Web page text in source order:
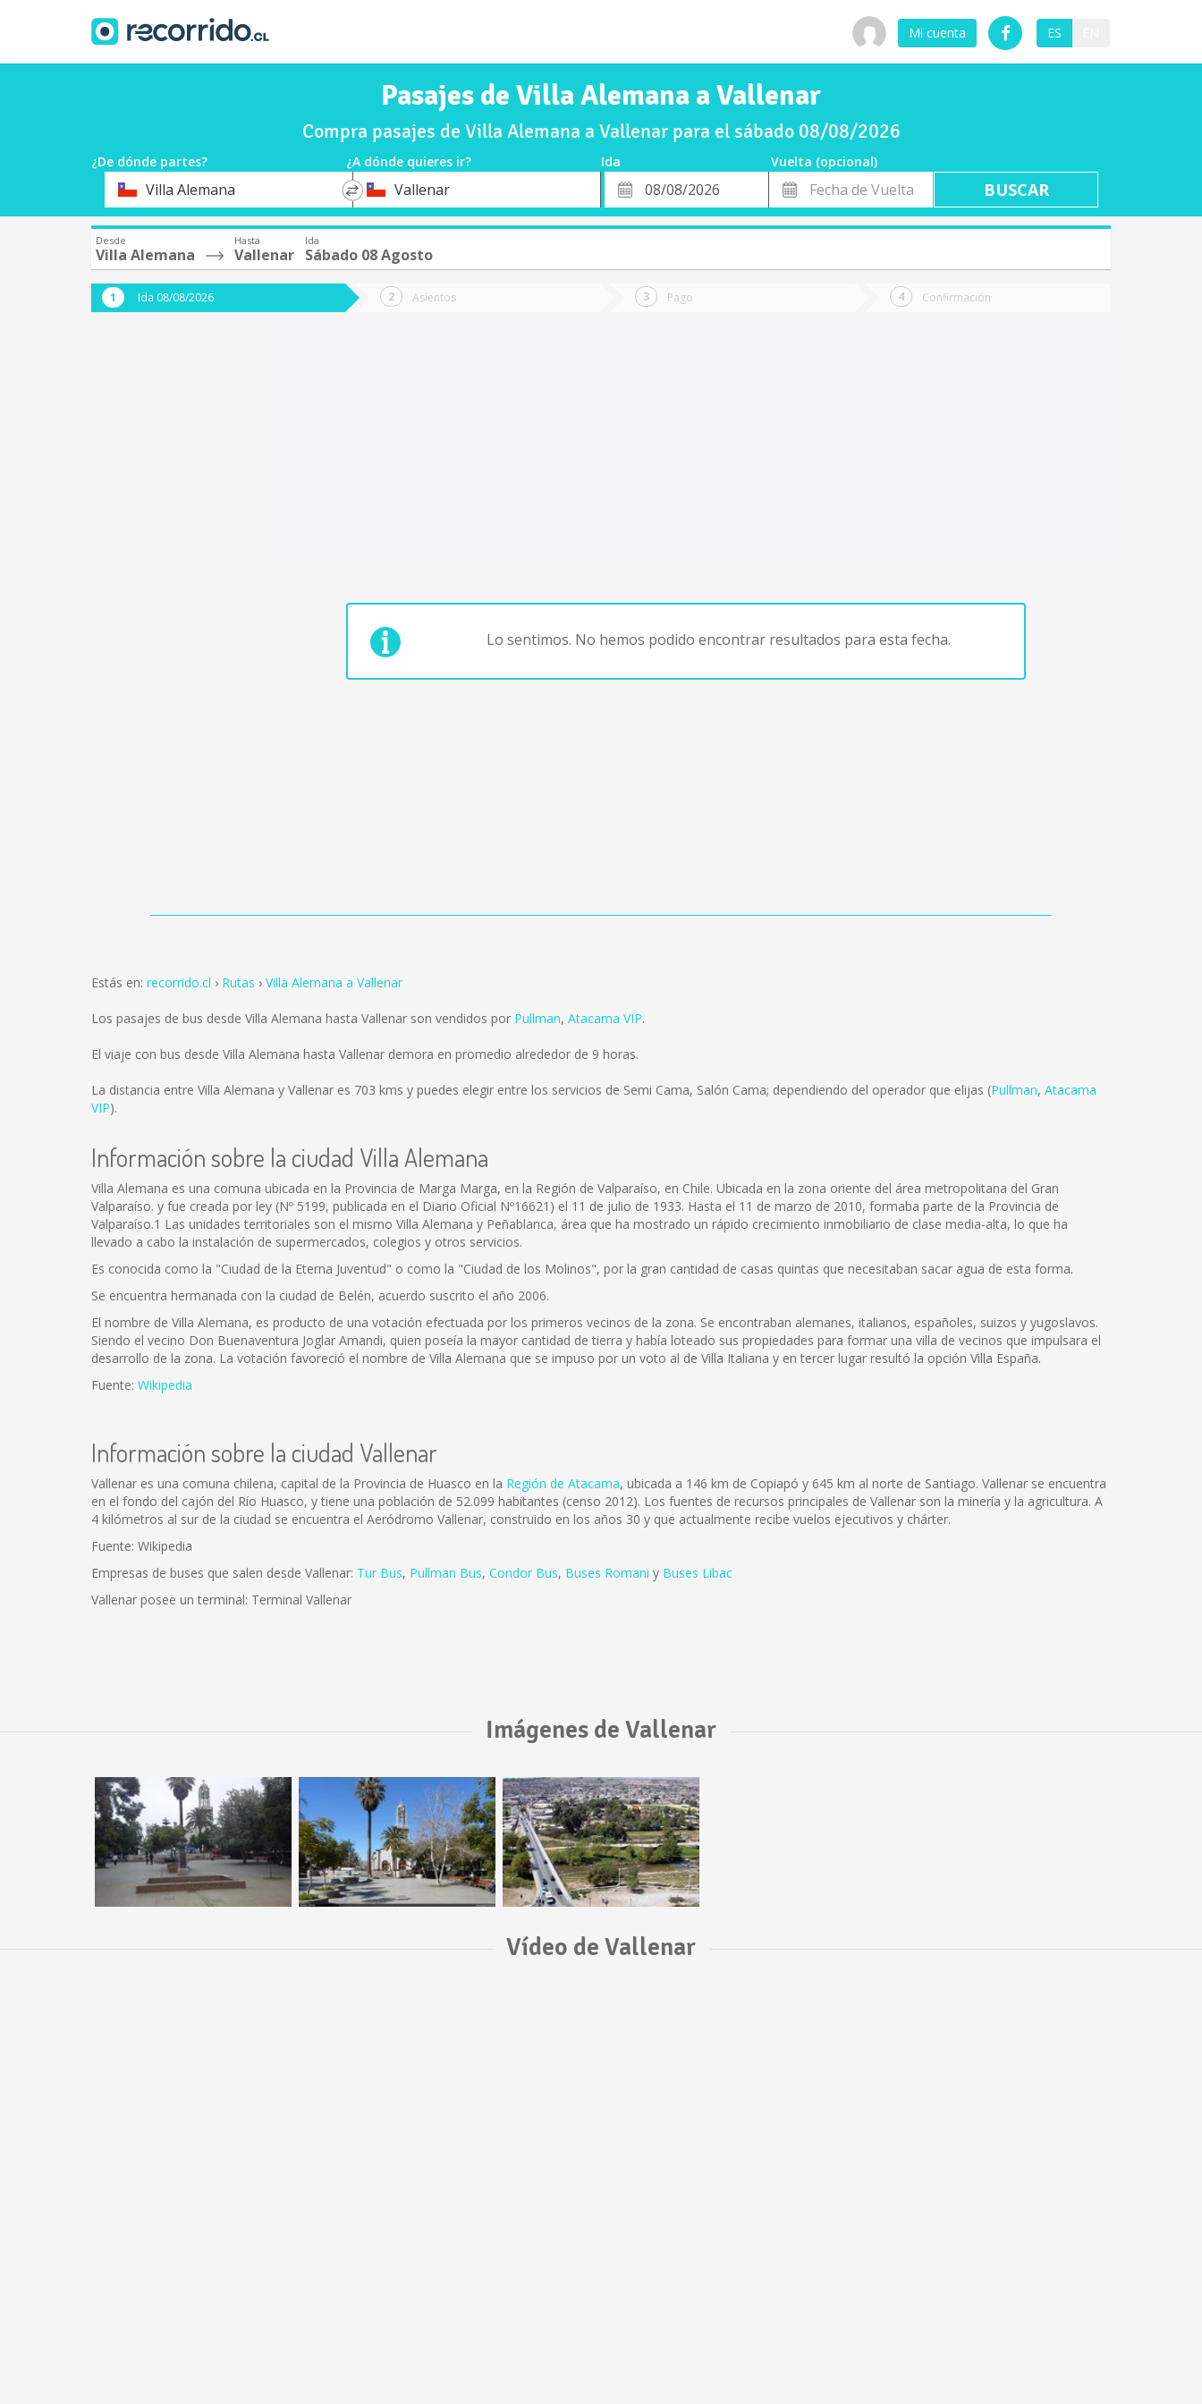
Mi cuenta ES
Pasajes de Villa Alemana a Vallenar
Compra pasajes de Villa Alemana a Vallenar para el sábado 08/08/2026
¿De dónde partes? ¿A dónde quieres ir? Ida
Vuelta (opcional)
Origen Villa Alemana
*
DestinoVallenar
Fecha
de
Fecha
de
Vuelta
Desde
Villa Alemana
Hasta
Vallenar
Ida
Sábado 08 Agosto
Ida 08/08/2026 Asientos Pago Confirmación
Lo sentimos. No hemos podido encontrar resultados para esta fecha.
Estás en: recorrido.cl Rutas Villa Alemana a Vallenar
Los pasajes de bus desde Villa Alemana hasta Vallenar son vendidos por Pullman, Atacama VIP.
El viaje con bus desde Villa Alemana hasta Vallenar demora en promedio alrededor de 9 horas.
La distancia entre Villa Alemana y Vallenar es 703 kms y puedes elegir entre los servicios de Semi Cama, Salón Cama; dependiendo del operador que elijas (Pullman, Atacama
VIP).
Información sobre la ciudad Villa Alemana
Villa Alemana es una comuna ubicada en la Provincia de Marga Marga, en la Región de Valparaíso, en Chile. Ubicada en la zona oriente del área metropolitana del Gran
Valparaíso. y fue creada por ley (Nº 5199, publicada en el Diario Oficial Nº16621) el 11 de julio de 1933. Hasta el 11 de marzo de 2010, formaba parte de la Provincia de
Valparaíso.1 Las unidades territoriales son el mismo Villa Alemana y Peñablanca, área que ha mostrado un rápido crecimiento inmobiliario de clase media-alta, lo que ha
llevado a cabo la instalación de supermercados, colegios y otros servicios.
Es conocida como la "Ciudad de la Eterna Juventud" o como la "Ciudad de los Molinos", por la gran cantidad de casas quintas que necesitaban sacar agua de esta forma.
Se encuentra hermanada con la ciudad de Belén, acuerdo suscrito el año 2006.
El nombre de Villa Alemana, es producto de una votación efectuada por los primeros vecinos de la zona. Se encontraban alemanes, italianos, españoles, suizos y yugoslavos.
Siendo el vecino Don Buenaventura Joglar Amandi, quien poseía la mayor cantidad de tierra y había loteado sus propiedades para formar una villa de vecinos que impulsara el
desarrollo de la zona. La votación favoreció el nombre de Villa Alemana que se impuso por un voto al de Villa Italiana y en tercer lugar resultó la opción Villa España.
Fuente: Wikipedia
Información sobre la ciudad Vallenar
Vallenar es una comuna chilena, capital de la Provincia de Huasco en la Región de Atacama, ubicada a 146 km de Copiapó y 645 km al norte de Santiago. Vallenar se encuentra
en el fondo del cajón del Río Huasco, y tiene una población de 52.099 habitantes (censo 2012). Los fuentes de recursos principales de Vallenar son la minería y la agricultura. A
4 kilómetros al sur de la ciudad se encuentra el Aeródromo Vallenar, construido en los años 30 y que actualmente recibe vuelos ejecutivos y chárter.
Fuente: Wikipedia
Empresas de buses que salen desde Vallenar: Tur Bus, Pullman Bus, Condor Bus, Buses Romani y Buses Libac
Vallenar posee un terminal: Terminal Vallenar
Imágenes de Vallenar
Vídeo de Vallenar